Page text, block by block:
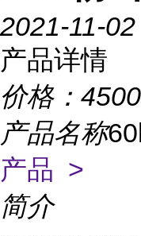
2021-11-02
产品详情
价格：
产品名称
产品 >
简介